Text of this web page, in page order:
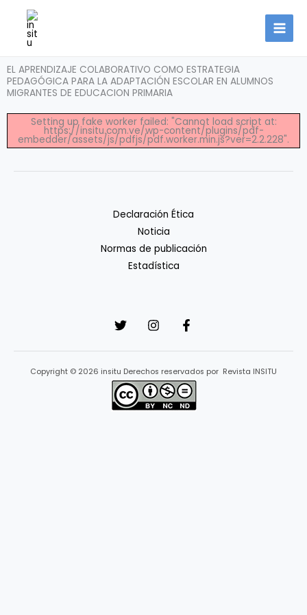
contenido
EL APRENDIZAJE COLABORATIVO COMO ESTRATEGIA
PEDAGÓGICA PARA LA ADAPTACIÓN ESCOLAR EN ALUMNOS
MIGRANTES DE EDUCACION PRIMARIA
Setting up fake worker failed: "Cannot load script at:
https://insitu.com.ve/wp-content/plugins/pdf-
embedder/assets/js/pdfjs/pdf.worker.min.js?ver=2.2.228".
Declaración Ética
Noticia
Normas de publicación
Estadística
Copyright © 2026 insitu Derechos reservados por Revista INSITU